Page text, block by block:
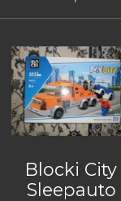
Blocki City
Sleepauto